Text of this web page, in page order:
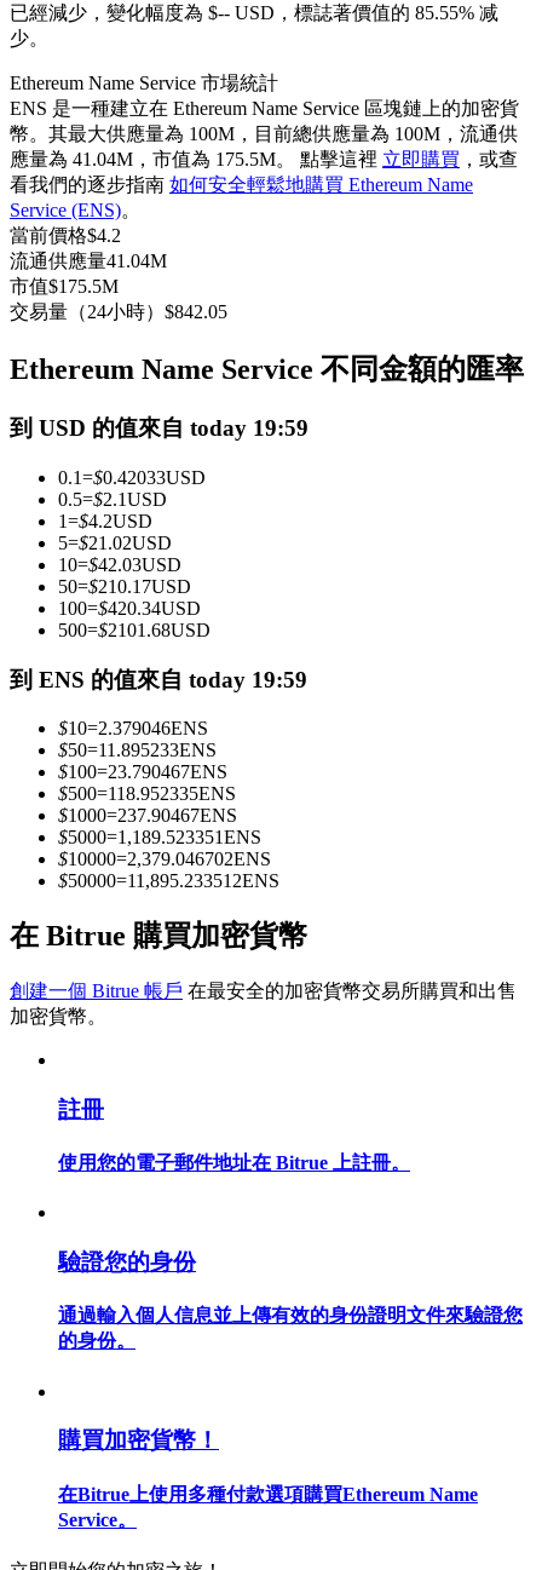
多種以USDC結算的永續合約
跟單
與頂尖交易專家同行
成為跟單交易員
坐享盈利分成和跟單分傭
合約資訊
合約指南
交易策略
學習如何保持盈利
已經減少，變化幅度為 $-- USD，標誌著價值的 85.55% 减
少。
Ethereum Name Service 市場統計
ENS 是一種建立在 Ethereum Name Service 區塊鏈上的加密貨
幣。其最大供應量為 100M，目前總供應量為 100M，流通供
應量為 41.04M，市值為 175.5M。 點擊這裡 立即購買 ，或查
看我們的逐步指南 如何安全輕鬆地購買 Ethereum Name
Service (ENS)。
當前價格$4.2
流通供應量41.04M
市值$175.5M
交易量（24小時） $842.05
Ethereum Name Service 不同金額的匯率
到 USD 的值來自 today 19:59
0.1=$0.42033USD
0.5=$2.1USD
1=$4.2USD
5=$21.02USD
10=$42.03USD
50=$210.17USD
100=$420.34USD
500=$2101.68USD
到 ENS 的值來自 today 19:59
$10=2.379046ENS
$50=11.895233ENS
$100=23.790467ENS
$500=118.952335ENS
$1000=237.90467ENS
$5000=1,189.523351ENS
$10000=2,379.046702ENS
$50000=11,895.233512ENS
在 Bitrue 購買加密貨幣
創建一個 Bitrue 帳戶 在最安全的加密貨幣交易所購買和出售
加密貨幣。
註冊
使用您的電子郵件地址在 Bitrue 上註冊。
驗證您的身份
通過輸入個人信息並上傳有效的身份證明文件來驗證您
的身份。
購買加密貨幣！
在Bitrue上使用多種付款選項購買Ethereum Name
Service。